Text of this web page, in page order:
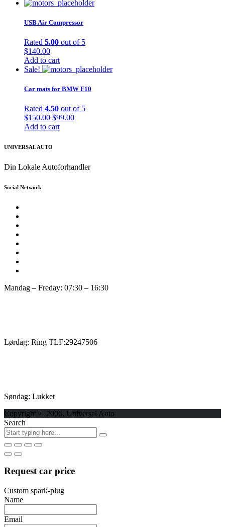
USB Air Compressor
Rated 5.00 out of 5
$140.00
Add to cart
Sale!
Car mats for BMW F10
Rated 4.50 out of 5
$150.00 Original
price
$150.00.
$99.00Current
Add to cart
UNIVERSAL AUTO
Din Lokale Autoforhandler
Social Network
Mandag – Freday: 07:30 – 16:30
Lørdag: Ring TLF:29247506
Søndag: Lukket
Copyright © 2006. Universal Auto
Search
Request car price
Custom spark-plug
Name
Email